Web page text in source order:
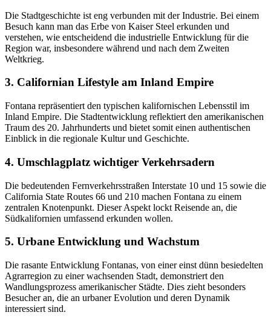
Die Stadtgeschichte ist eng verbunden mit der Industrie. Bei einem
Besuch kann man das Erbe von Kaiser Steel erkunden und
verstehen, wie entscheidend die industrielle Entwicklung für die
Region war, insbesondere während und nach dem Zweiten
Weltkrieg.
3. Californian Lifestyle am Inland Empire
Fontana repräsentiert den typischen kalifornischen Lebensstil im
Inland Empire. Die Stadtentwicklung reflektiert den amerikanischen
Traum des 20. Jahrhunderts und bietet somit einen authentischen
Einblick in die regionale Kultur und Geschichte.
4. Umschlagplatz wichtiger Verkehrsadern
Die bedeutenden Fernverkehrsstraßen Interstate 10 und 15 sowie die
California State Routes 66 und 210 machen Fontana zu einem
zentralen Knotenpunkt. Dieser Aspekt lockt Reisende an, die
Südkalifornien umfassend erkunden wollen.
5. Urbane Entwicklung und Wachstum
Die rasante Entwicklung Fontanas, von einer einst dünn besiedelten
Agrarregion zu einer wachsenden Stadt, demonstriert den
Wandlungsprozess amerikanischer Städte. Dies zieht besonders
Besucher an, die an urbaner Evolution und deren Dynamik
interessiert sind.